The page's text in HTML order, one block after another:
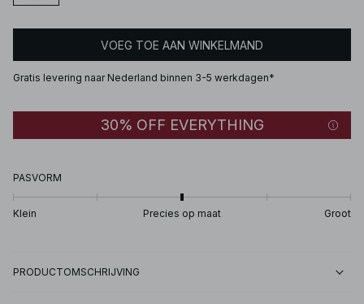
VOEG TOE AAN WINKELMAND
Gratis levering naar Nederland binnen 3-5 werkdagen*
30% OFF EVERYTHING
PASVORM
Klein Precies op maat Groot
PRODUCTOMSCHRIJVING